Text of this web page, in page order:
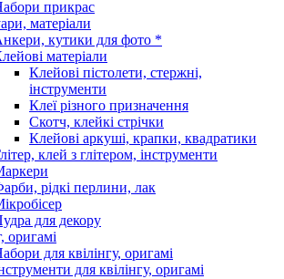
прикрас
матеріали
кутики для фото *
матеріали
Клейові пістолети, стержні,
інструменти
Клеї різного призначення
Скотч, клейкі стрічки
Клейові аркуші, крапки, квадратики
клей з глітером, інструменти
рідкі перлини, лак
для декору
оригамі
для квілінгу, оригамі
для квілінгу, оригамі